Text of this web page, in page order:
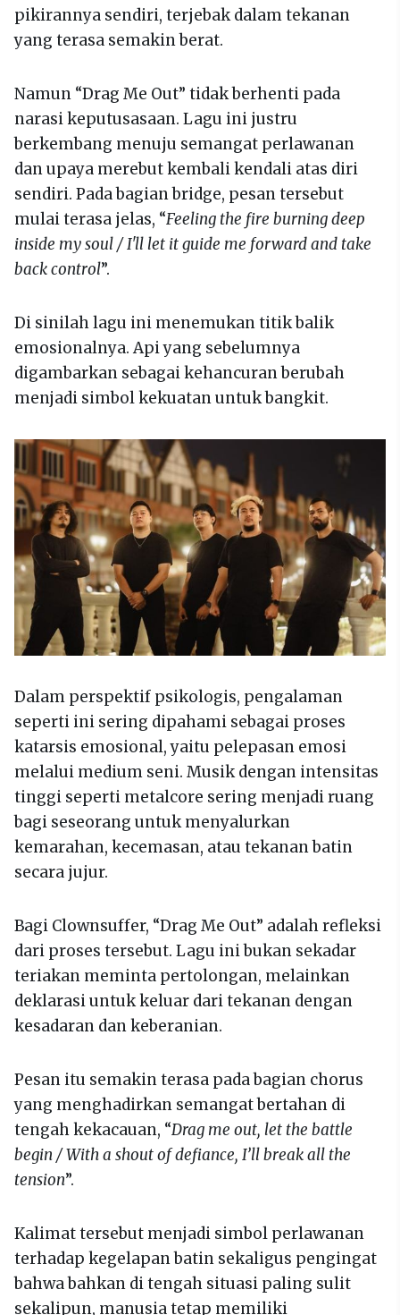
pikirannya sendiri, terjebak dalam tekanan
yang terasa semakin berat.
Namun “Drag Me Out” tidak berhenti pada
narasi keputusasaan. Lagu ini justru
berkembang menuju semangat perlawanan
dan upaya merebut kembali kendali atas diri
sendiri. Pada bagian bridge, pesan tersebut
mulai terasa jelas, “Feeling the fire burning deep
inside my soul / I'll let it guide me forward and take
back control”.
Di sinilah lagu ini menemukan titik balik
emosionalnya. Api yang sebelumnya
digambarkan sebagai kehancuran berubah
menjadi simbol kekuatan untuk bangkit.
Dalam perspektif psikologis, pengalaman
seperti ini sering dipahami sebagai proses
katarsis emosional, yaitu pelepasan emosi
melalui medium seni. Musik dengan intensitas
tinggi seperti metalcore sering menjadi ruang
bagi seseorang untuk menyalurkan
kemarahan, kecemasan, atau tekanan batin
secara jujur.
Bagi Clownsuffer, “Drag Me Out” adalah refleksi
dari proses tersebut. Lagu ini bukan sekadar
teriakan meminta pertolongan, melainkan
deklarasi untuk keluar dari tekanan dengan
kesadaran dan keberanian.
Pesan itu semakin terasa pada bagian chorus
yang menghadirkan semangat bertahan di
tengah kekacauan, “Drag me out, let the battle
begin / With a shout of defiance, I’ll break all the
tension”.
Kalimat tersebut menjadi simbol perlawanan
terhadap kegelapan batin sekaligus pengingat
bahwa bahkan di tengah situasi paling sulit
sekalipun, manusia tetap memiliki